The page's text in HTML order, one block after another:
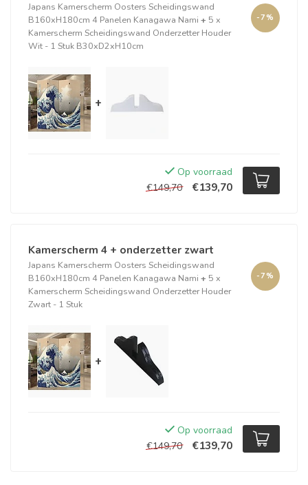
Japans Kamerscherm Oosters Scheidingswand
B160xH180cm 4 Panelen Kanagawa Nami + 5 x
Kamerscherm Scheidingswand Onderzetter Houder
Wit - 1 Stuk B30xD2xH10cm
-7%
+
Op voorraad
€149,70
€139,70
Kamerscherm 4 + onderzetter zwart
Japans Kamerscherm Oosters Scheidingswand
B160xH180cm 4 Panelen Kanagawa Nami + 5 x
Kamerscherm Scheidingswand Onderzetter Houder
Zwart - 1 Stuk
-7%
+
Op voorraad
€149,70
€139,70